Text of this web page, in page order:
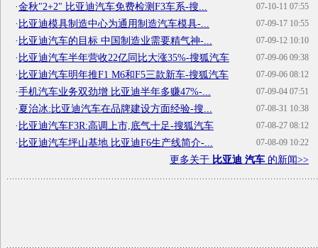
07-10-11 07:55
·金秋"2+2" 比亚迪汽车免费检测F3车系-搜...
07-09-17 10:55
· 比亚迪模具制造中心为通用制造汽车模具-...
07-09-12 10:10
· 比亚迪汽车的目标 中国制造业需要精气神-...
07-09-06 09:38
· 比亚迪汽车半年营收22亿同比大涨35%-搜狐汽车
07-09-06 08:12
· 比亚迪汽车明年推F1 M6和F5三款新车-搜狐汽车
07-09-04 07:51
·手机汽车业务双劲增 比亚迪半年多赚47%-...
07-08-31 10:38
·夏治冰:比亚迪汽车在品牌建设方面经验-搜...
07-08-27 08:12
· 比亚迪汽车F3R:高调上市,底气十足-搜狐汽车
07-08-09 10:22
· 比亚迪汽车坪山基地 比亚迪F6生产线简介-...
更多关于 比亚迪 汽车 的新闻>>